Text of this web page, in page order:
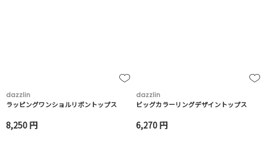
dazzlin
ラッピングワンショルリボントップス
8,250 円
dazzlin
ビッグカラーリングデザイントップス
6,270 円